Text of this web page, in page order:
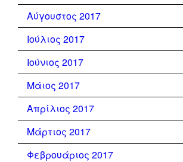
Αύγουστος 2017
Ιούλιος 2017
Ιούνιος 2017
Μάιος 2017
Απρίλιος 2017
Μάρτιος 2017
Φεβρουάριος 2017